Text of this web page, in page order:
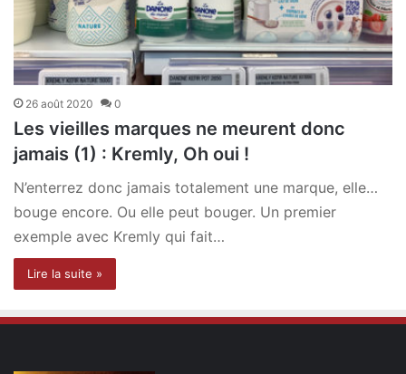
26 août 2020 0
Les vieilles marques ne meurent donc
jamais (1) : Kremly, Oh oui !
N’enterrez donc jamais totalement une marque, elle…
bouge encore. Ou elle peut bouger. Un premier
exemple avec Kremly qui fait…
Lire la suite »